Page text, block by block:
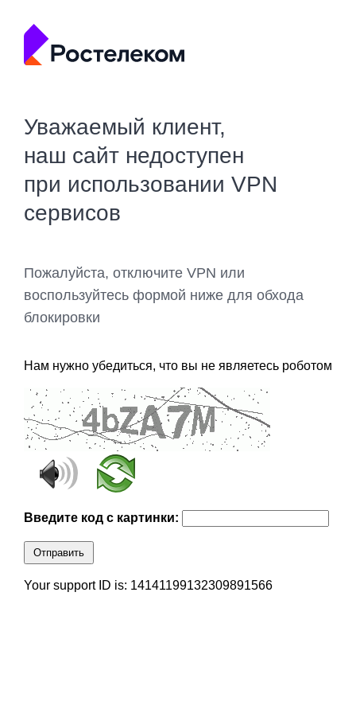
Уважаемый клиент,
наш сайт недоступен
при использовании VPN
сервисов
Пожалуйста, отключите VPN или
воспользуйтесь формой ниже для обхода
блокировки
Нам нужно убедиться, что вы не являетесь роботом
Введите код с картинки:
Отправить
Your support ID is: 14141199132309891566